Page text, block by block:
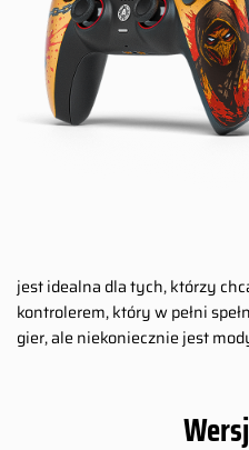
jest idealna dla tych, którzy
kontrolerem, który w pełni
gier, ale niekoniecznie jest